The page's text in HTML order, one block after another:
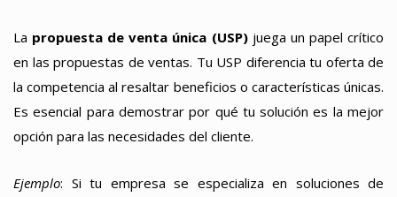
La propuesta de venta única (USP)juega un papel crítico
en las propuestas de ventas. Tu USP diferencia tu oferta de
la competencia al resaltar beneficios o características únicas.
Es esencial para demostrar por qué tu solución es la mejor
opción para las necesidades del cliente.
Ejemplo: Si tu empresa se especializa en soluciones de